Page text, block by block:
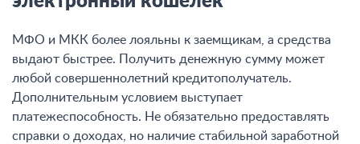
МФО и МКК более лояльны к заемщикам, а средства
выдают быстрее. Получить денежную сумму может
любой совершеннолетний кредитополучатель.
Дополнительным условием выступает
платежеспособность. Не обязательно предоставлять
справки о доходах, но наличие стабильной заработной